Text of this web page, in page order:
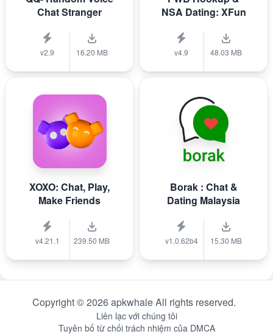
Chat Stranger
v2.9 16.20 MB
NSA Dating: XFun
v4.9 48.03 MB
XOXO: Chat, Play,
Make Friends
v4.21.1 239.50 MB
Borak : Chat &
Dating Malaysia
v1.0.62b4 15.30 MB
Copyright © 2026 apkwhale All rights reserved.
Liên lạc với chúng tôi
Tuyên bố từ chối trách nhiệm của DMCA